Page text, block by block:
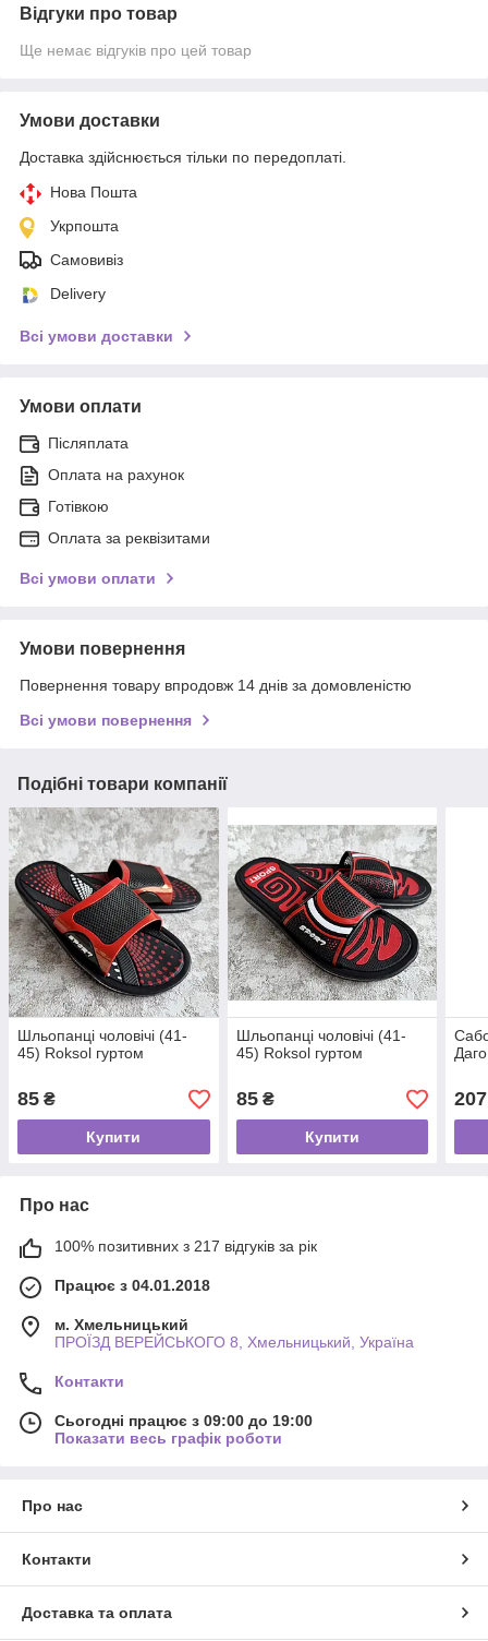
Відгуки про товар
Ще немає відгуків про цей товар
Умови доставки
Доставка здійснюється тільки по передоплаті.
Нова Пошта
Укрпошта
Самовивіз
Delivery
Всі умови доставки
Умови оплати
Післяплата
Оплата на рахунок
Готівкою
Оплата за реквізитами
Всі умови оплати
Умови повернення
Повернення товару впродовж 14 днів за домовленістю
Всі умови повернення
Подібні товари компанії
Шльопанці чоловічі (41-
45) Roksol гуртом
85 ₴
Купити
Шльопанці чоловічі (41-
45) Roksol гуртом
85₴
Купити
207
Про нас
100% позитивних з 217 відгуків за рік
Працює з 04.01.2018
м. Хмельницький
ПРОЇЗД ВЕРЕЙСЬКОГО 8, Хмельницький, Україна
Контакти
Сьогодні працює з 09:00 до 19:00
Показати весь графік роботи
Про нас
Контакти
Доставка та оплата